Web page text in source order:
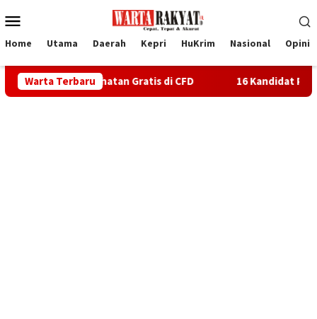
ke
Mobile
Home Utama Daerah Kepri HuKrim Nasional Opini
Warta Terbaru
Gratis di CFD 16 Kandidat Pimpinan BAZNAS